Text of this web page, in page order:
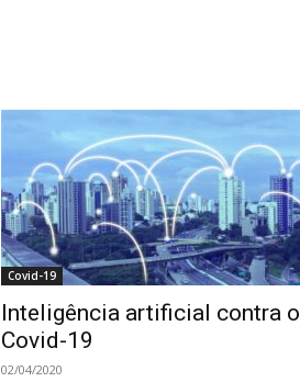
Covid-19
Inteligência artificial contra o
Covid-19
02/04/2020